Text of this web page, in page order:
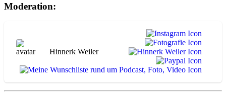
Moderation:
Hinnerk Weiler